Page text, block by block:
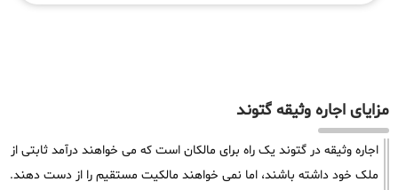
مزایای اجاره وثیقه گتوند
اجاره وثیقه در گتوند یک راه برای مالکان است که می خواهند درآمد ثابتی از
ملک خود داشته باشند، اما نمی خواهند مالکیت مستقیم را از دست دهند.